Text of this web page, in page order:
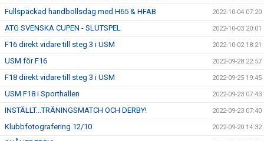
Fullspäckad handbollsdag med H65 & HFAB 2022-10-04 07:20
ATG SVENSKA CUPEN - SLUTSPEL 2022-10-03 20:01
F16 direkt vidare till steg 3 i USM 2022-10-02 18:21
USM för F16 2022-09-28 22:57
F18 direkt vidare till steg 3 i USM 2022-09-25 19:45
USM F18 i Sporthallen 2022-09-23 07:43
INSTÄLLT...TRÄNINGSMATCH OCH DERBY! 2022-09-23 07:40
Klubbfotografering 12/10 2022-09-20 14:32